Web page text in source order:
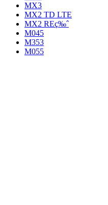
MX3
MX2 TD LTE
MX2 REç‰ˆ
M045
M353
M055